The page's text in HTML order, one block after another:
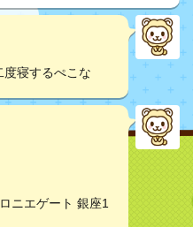
度寝するぺこな
ニエゲート 銀座1